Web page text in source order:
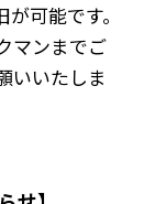
可能です。
マンまでご
いいたしま